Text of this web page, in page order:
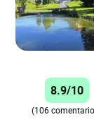
8.9/10
(106